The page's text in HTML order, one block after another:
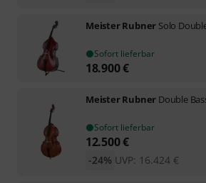
Meister Rubner Solo
Sofort lieferbar
18.900€
Meister Rubner Double
Sofort lieferbar
12.500€
UVP: 16.424 €
-24%